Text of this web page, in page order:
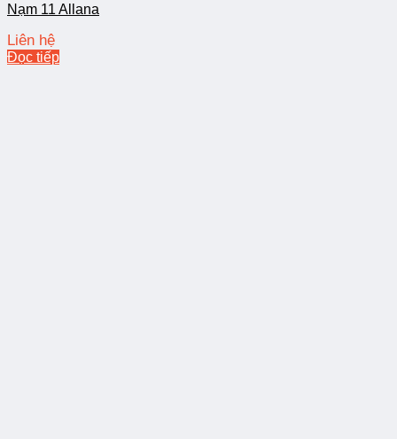
Nạm 11 Allana
Liên hệ
Đọc tiếp